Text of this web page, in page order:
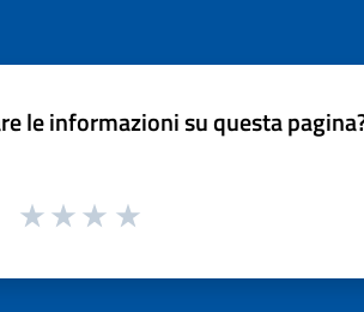
le informazioni su questa